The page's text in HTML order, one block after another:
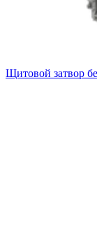
Щитовой затвор